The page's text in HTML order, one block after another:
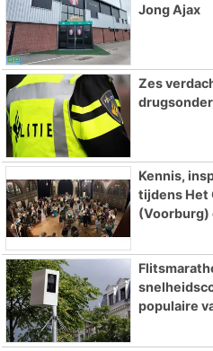
Jong Ajax
Zes
Kennis,
tijdens Het
(Voorburg)
populaire